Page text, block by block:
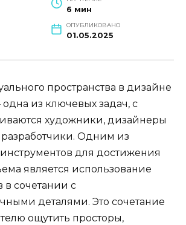
6 мин
ОПУБЛИКОВАНО
01.05.2025
пространства в дизайне
из ключевых задач, с
художники, дизайнеры
Одним из
для достижения
является использование
в сочетании с
деталями. Это сочетание
ощутить просторы,